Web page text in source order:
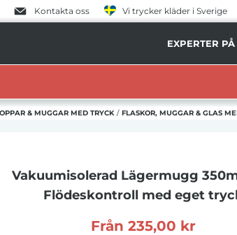
Kontakta oss Vi trycker kläder i Sverige
EXPERTER
& MUGGAR MED TRYCK / FLASKOR, MUGGAR & GLAS
Vakuumisolerad Lägermugg
Flödeskontroll med eget
Från 235,00 kr